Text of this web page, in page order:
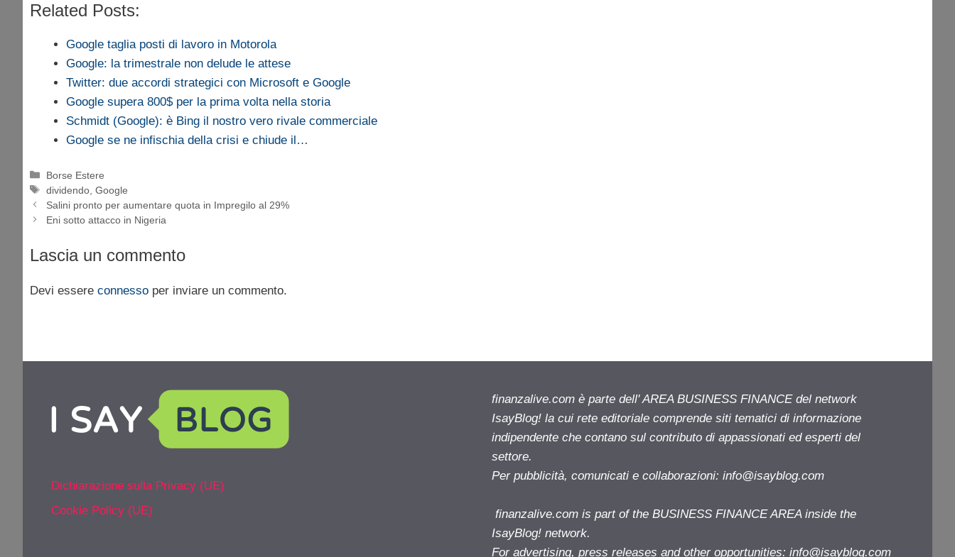
Related Posts:
Google taglia posti di lavoro in Motorola
Google: la trimestrale non delude le attese
Twitter: due accordi strategici con Microsoft e Google
Google supera 800$ per la prima volta nella storia
Schmidt (Google): è Bing il nostro vero rivale commerciale
Google se ne infischia della crisi e chiude il…
Categorie
Borse Estere
Tag
dividendo ,Google
Salini pronto per aumentare quota in Impregilo al 29%
Eni sotto attacco in Nigeria
Lascia un commento
Devi essere connesso per inviare un commento.
Dichiarazione sulla Privacy (UE)
Cookie Policy (UE)
finanzalive.com è parte dell' AREA BUSINESS FINANCE del network
IsayBlog! la cui rete editoriale comprende siti tematici di informazione
indipendente che contano sul contributo di appassionati ed esperti del
settore.
Per pubblicità, comunicati e collaborazioni: info@isayblog.com
finanzalive.com is part of the BUSINESS FINANCE AREA inside the
IsayBlog! network.
For advertising, press releases and other opportunities: info@isayblog.com